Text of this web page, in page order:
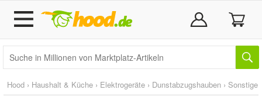
Hood › Haushalt & Küche › Elektrogeräte › Dunstabzugshauben › Sonstige